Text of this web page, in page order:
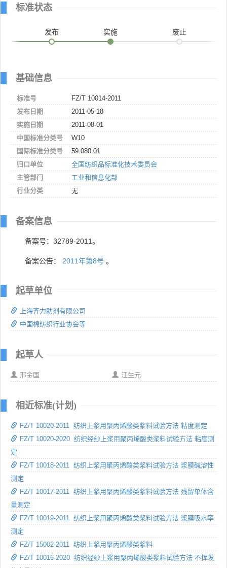
标准状态
发布 实施 废止
基础信息
标准号
FZ/T 10014-2011
发布日期
2011-05-18
实施日期
2011-08-01
中国标准分类号
W10
国际标准分类号
59.080.01
归口单位
全国纺织品标准化技术委员会
主管部门
工业和信息化部
行业分类
无
备案信息
备案号：32789-2011。
备案公告： 2011年第8号 。
起草单位
上海齐力助剂有限公司
中国棉纺织行业协会等
起草人
邢金国 江生元
相近标准(计划)
FZ/T 10020-2011 纺织上浆用聚丙烯酸类浆料试验方法 粘度测定
FZ/T 10020-2020 纺织经纱上浆用聚丙烯酸类浆料试验方法 粘度测
定
FZ/T 10018-2011 纺织上浆用聚丙烯酸类浆料试验方法 浆膜碱溶性
测定
FZ/T 10017-2011 纺织上浆用聚丙烯酸类浆料试验方法 残留单体含
量测定
FZ/T 10019-2011 纺织上浆用聚丙烯酸类浆料试验方法 浆膜吸水率
测定
FZ/T 15002-2011 纺织上浆用聚丙烯酸类浆料
FZ/T 10016-2020 纺织经纱上浆用聚丙烯酸类浆料试验方法 不挥发